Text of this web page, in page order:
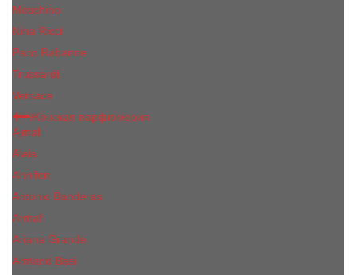
Moschino
Nina Ricci
Paco Rabanne
Trussardi
Versace
Женская парфюмерия
Ajmal
Alaia
Annifen
Antonio Banderas
Armaf
Ariana Grande
Armand Basi